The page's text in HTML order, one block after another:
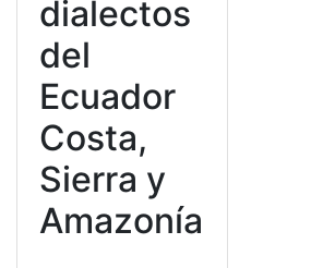
dialectos
del
Ecuador
Costa,
Sierra y
Amazonía